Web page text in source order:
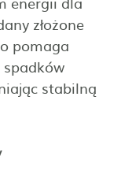
złożone
pomaga
spadków
stabilną